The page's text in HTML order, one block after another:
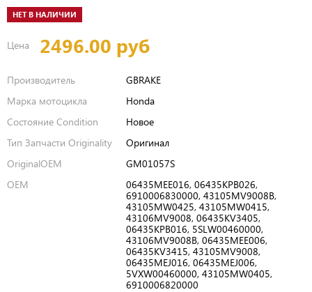
НЕТ В НАЛИЧИИ
Цена 2496.00 руб
Производитель
GBRAKE
Марка мотоцикла
Honda
Состояние Condition
Новое
Тип Запчасти Originality
Оригинал
OriginalOEM
GM01057S
OEM
06435MEE016, 06435KPB026,
6910006830000, 43105MV9008B,
43105MW0425, 43105MW0415,
43106MV9008, 06435KV3405,
06435KPB016, 5SLW00460000,
43106MV9008B, 06435MEE006,
06435KV3415, 43105MV9008,
06435MEJ016, 06435MEJ006,
5VXW00460000, 43105MW0405,
6910006820000